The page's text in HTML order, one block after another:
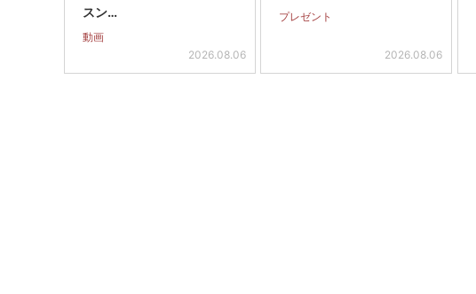
スン…
動画
2026.08.06
プレゼント
2026.08.06